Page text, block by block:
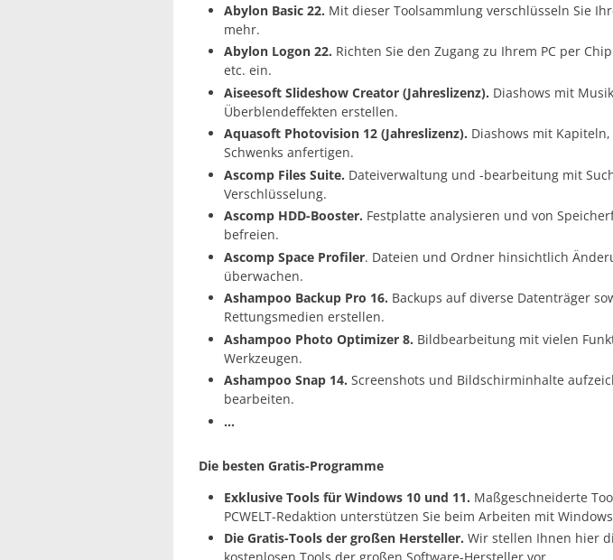
Abylon Basic 22. Mit dieser Toolsammlung verschlüsseln Sie
mehr.
Abylon Logon 22. Richten Sie den Zugang zu Ihrem PC per
etc. ein.
Aiseesoft Slideshow Creator (Jahreslizenz). Diashows mit
Überblendeffekten erstellen.
Aquasoft Photovision 12 (Jahreslizenz). Diashows mit
Schwenks anfertigen.
Ascomp Files Suite. Dateiverwaltung und -bearbeitung mit
Verschlüsselung.
Ascomp HDD-Booster. Festplatte analysieren und von
befreien.
Ascomp Space Profiler. Dateien und Ordner hinsichtlich
überwachen.
Ashampoo Backup Pro 16. Backups auf diverse Datenträger
Rettungsmedien erstellen.
Ashampoo Photo Optimizer 8. Bildbearbeitung mit vielen
Werkzeugen.
Ashampoo Snap 14. Screenshots und Bildschirminhalte
bearbeiten.
…
Die besten Gratis-Programme
Exklusive Tools für Windows 10 und 11. Maßgeschneiderte
PCWELT-Redaktion unterstützen Sie beim Arbeiten mit
Die Gratis-Tools der großen Hersteller. Wir stellen Ihnen hier